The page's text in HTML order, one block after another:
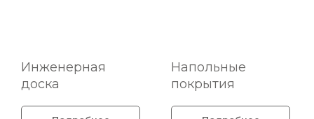
Инженерная
доска
Напольные
покрытия